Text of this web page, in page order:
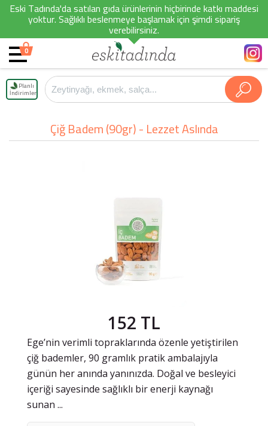
Eski Tadında'da satılan gıda ürünlerinin hiçbirinde katkı maddesi
yoktur. Sağlıklı beslenmeye başlamak için şimdi sipariş
verebilirsiniz.
0
Planlı
İndirimler
Çiğ Badem (90gr) - Lezzet Aslında
152 TL
Ege’nin verimli topraklarında özenle yetiştirilen
çiğ bademler, 90 gramlık pratik ambalajıyla
günün her anında yanınızda. Doğal ve besleyici
içeriği sayesinde sağlıklı bir enerji kaynağı
sunan ...